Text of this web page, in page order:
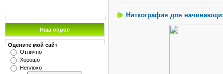
Наш опрос
Оцените мой сайт
Отлично
Хорошо
Неплохо
Ниткография для